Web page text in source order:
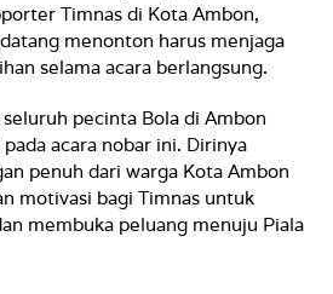
Timnas di Kota Ambon,
menonton harus menjaga
selama acara berlangsung.
pecinta Bola di Ambon
acara nobar ini. Dirinya
penuh dari warga Kota Ambon
motivasi bagi Timnas untuk
membuka peluang menuju Piala